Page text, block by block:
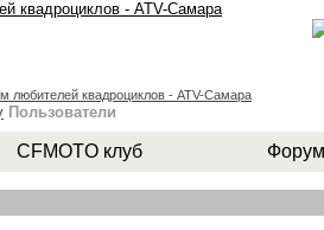
любителей квадроциклов - ATV-Самара
Пользователи
CFMOTO клуб